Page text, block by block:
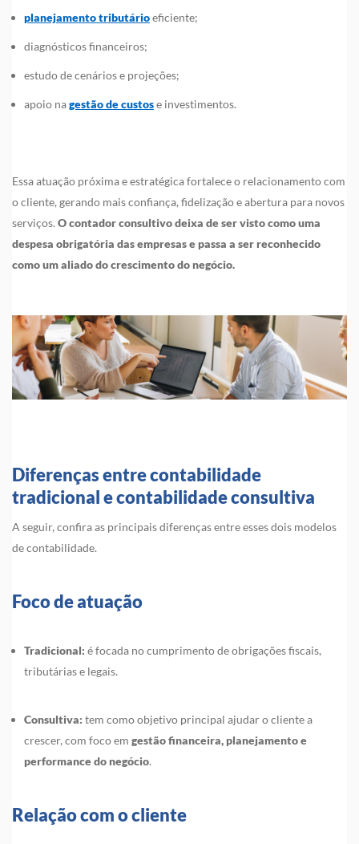
planejamento tributárioeficiente;
diagnósticos financeiros;
estudo de cenários e projeções;
apoio nagestão de custose investimentos.
Essa atuação próxima e estratégica fortalece o relacionamento com
o cliente, gerando mais confiança, fidelização e abertura para novos
serviços. O contador consultivo deixa de ser visto como uma
despesa obrigatória das empresas e passa a ser reconhecido
como um aliado do crescimento do negócio.
Diferenças entre contabilidade
tradicional e contabilidade consultiva
A seguir, confira as principais diferenças entre esses dois modelos
de contabilidade.
Foco de atuação
Tradicional: é focada no cumprimento de obrigações fiscais,
tributárias e legais.
Consultiva: tem como objetivo principal ajudar o cliente a
crescer, com foco em gestão financeira, planejamento e
performance do negócio.
Relação com o cliente